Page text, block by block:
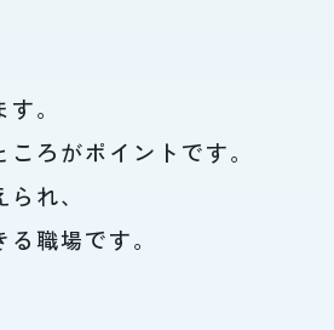
。
ろがポイントです。
れ、
職場です。